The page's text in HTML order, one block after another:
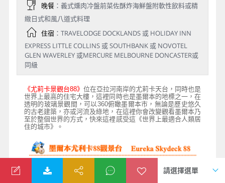
晚餐：義式燻肉冷盤前菜佐酥炸海鮮盤附軟性飲料或精
緻日式和風八道式料理
住宿：TRAVELODGE DOCKLANDS 或 HOLIDAY INN
EXPRESS LITTLE COLLINS 或 SOUTHBANK 或 NOVOTEL
GLEN WAVERLEY 或MERCURE MELBOURNE DONCASTER或
同級
《尤莉卡景觀台88》 位在亞拉河南岸的尤莉卡天台，同時也是
世界上最高的住宅大樓，這裡同時也是墨爾本的地標之一，在
透明的玻璃景觀間，可以360俯瞰墨爾本市，無論是歷史悠久
的古老建築，亦或河流及綠地，在這裡你會改變觀看墨爾本乃
至於整個世界的方式，快來這裡感受這《世界上最適合人類居
住的城市》。